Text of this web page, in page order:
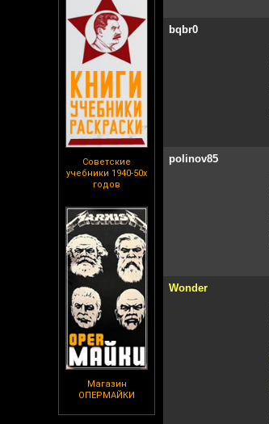
Советские
учебники 1940-50х
годов
Магазин
ОПЕРМАЙКИ
bqbr0
polinov85
Wonder